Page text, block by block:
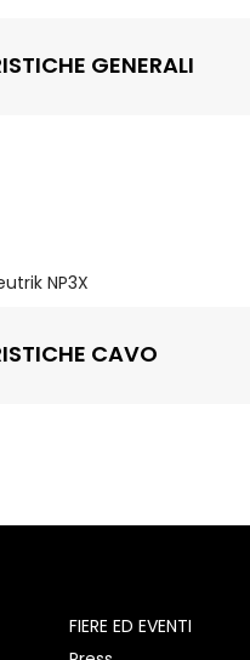
GENERALI
NP3X
CAVO
FIERE ED EVENTI